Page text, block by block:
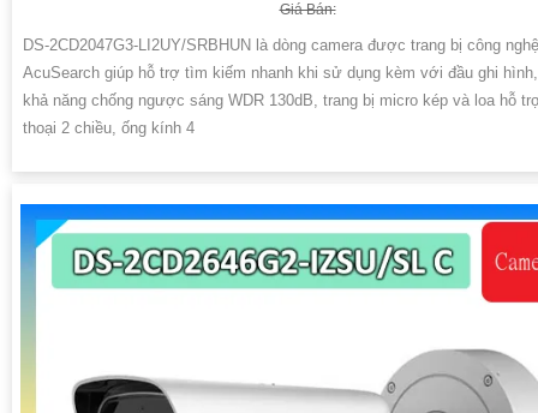
Giá Bán:
DS-2CD2047G3-LI2UY/SRBHUN là dòng camera được trang bị công nghệ
AcuSearch giúp hỗ trợ tìm kiếm nhanh khi sử dụng kèm với đầu ghi
khả năng chống ngược sáng WDR 130dB, trang bị micro kép và loa hỗ
thoại 2 chiều, ống kính 4